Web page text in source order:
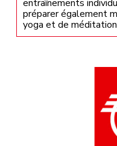
entraînements
préparer également
yoga et de